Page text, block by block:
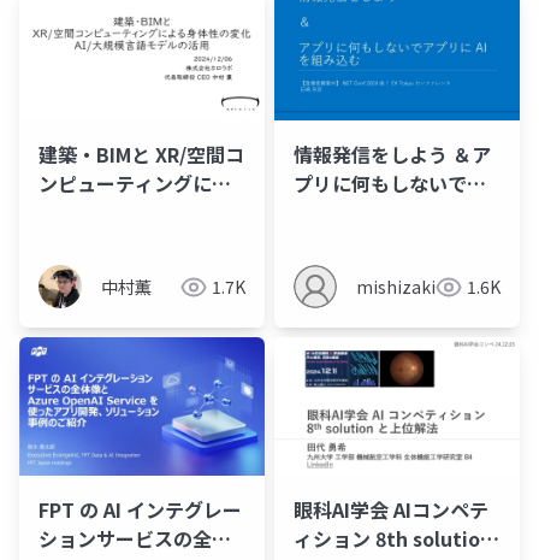
＆電子工
作大好き
建築・BIMと XR/空間コ
ンピューティングによ
(20241206_建築学会情
報シンポ)中村薫 1.7K
情報発信をしよう ＆ア
プリに何もしないでア
mishizaki 1.6K
FPT の AI インテグレー
ションサービスの全体
眼科AI学会 AIコンペテ
ィション 8th solution